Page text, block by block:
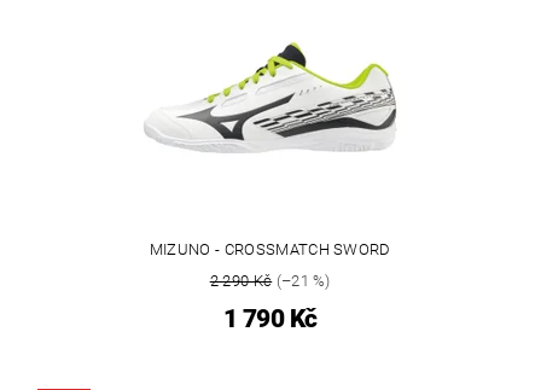
MIZUNO - CROSSMATCH SWORD
2 290 Kč(–21 %)
1 790 Kč